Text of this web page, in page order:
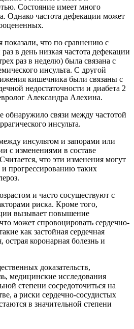
Состояние имеет много
Однако частота дефекации может
показали, что по сравнению с
в день низкая частота дефекации
раз в неделю) была связана с
инсульта. С другой
кишечника были связаны с
недостаточности и диабета 2
Александра Алехина.
обнаружило связи между частотой
инсульта.
инсультом и запорами или
с изменениями в составе
что эти изменения могут
и прогрессированию таких
и часто сосуществуют с
риска. Кроме того,
вызывает повышение
может спровоцировать сердечно-
как застойная сердечная
острая коронарная болезнь и
доказательств,
медицинские исследования
степени сосредоточиться на
а риски сердечно-сосудистых
в значительной степени